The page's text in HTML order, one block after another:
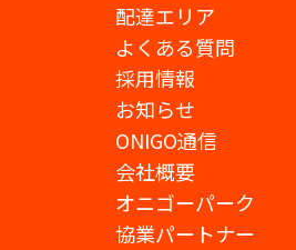
配達エリア
よくある質問
採用情報
お知らせ
ONIGO通信
会社概要
オニゴーパーク
協業パートナー